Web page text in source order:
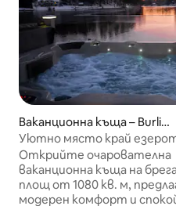
Ваканционна къща – Burlin
gton
Уютно място край
хидромасажна вана,
писти на 20 минути
Открийте очарователна
ваканционна къща на
площ от 1080 кв. м,
модерен комфорт и